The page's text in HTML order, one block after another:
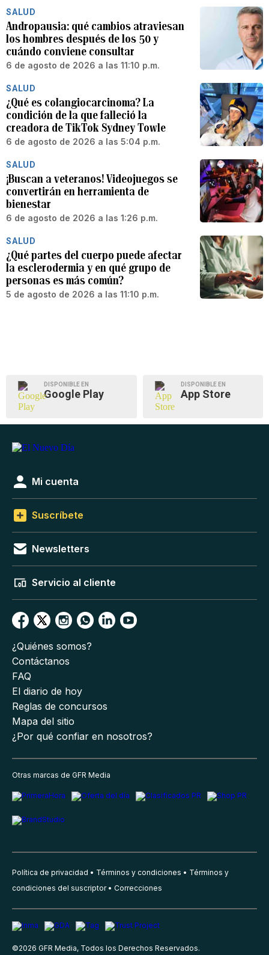
SALUD
Andropausia: qué cambios atraviesan
los hombres después de los 50 y
cuándo conviene consultar
6 de agosto de 2026 a las 11:10 p.m.
SALUD
¿Qué es colangiocarcinoma? La
condición de la que falleció la
creadora de TikTok Sydney Towle
6 de agosto de 2026 a las 5:04 p.m.
SALUD
¡Buscan a veteranos! Videojuegos se
convertirán en herramienta de
bienestar
6 de agosto de 2026 a las 1:26 p.m.
SALUD
¿Qué partes del cuerpo puede afectar
la esclerodermia y en qué grupo de
personas es más común?
5 de agosto de 2026 a las 11:10 p.m.
DISPONIBLE EN
Google Play
DISPONIBLE EN
App Store
Mi cuenta
Suscríbete
Newsletters
Servicio al cliente
¿Quiénes somos?
Contáctanos
FAQ
El diario de hoy
Reglas de concursos
Mapa del sitio
¿Por qué confiar en nosotros?
Otras marcas de GFR Media
Política de privacidad Términos y condiciones
Términos y
condiciones del suscriptor
Correcciones
©2026 GFR Media, Todos los Derechos Reservados.